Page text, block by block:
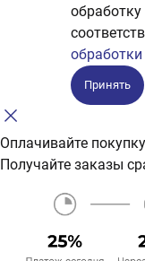
Принять
Оплачивайте
Получайте заказы